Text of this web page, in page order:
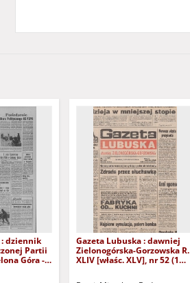
: dziennik
Partii
Góra -
Gazeta Lubuska : dawniej
Zielonogórska-Gorzowska R.
XLIV [właśc. XLV], nr 52 (1